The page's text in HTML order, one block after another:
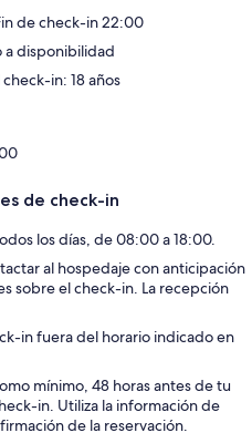
de check-in 22:00
a disponibilidad
in: 18 años
de check-in
los días, de 08:00 a 18:00.
al hospedaje con anticipación
sobre el check-in. La recepción
in fuera del horario indicado en
mínimo, 48 horas antes de tu
in. Utiliza la información de
de la reservación.